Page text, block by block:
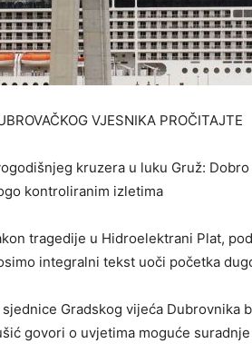
VJESNIKA PROČITAJTE
kruzera u luku Gruž:
kontroliranim izletima
tragedije u Hidroelektrani Plat,
integralni tekst uoči početka
Gradskog vijeća Dubrovnika
govori o uvjetima moguće suradnje